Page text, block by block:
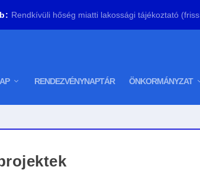
Rendkívüli hőség miatti lakossági tájékoztató
RENDEZVÉNYNAPTÁR ÖNKORMÁNYZAT